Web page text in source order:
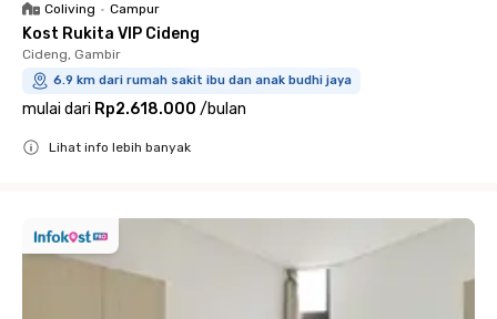
Coliving • Campur
Kost Rukita VIP Cideng
Cideng, Gambir
6.9 km dari rumah sakit ibu dan anak budhi jaya
mulai dari Rp2.618.000 /bulan
Lihat info lebih banyak